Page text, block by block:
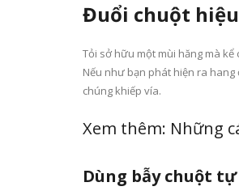
Đuổi chuột
Tỏi sở hữu một mùi hăng mà
Nếu như bạn phát hiện ra
chúng khiếp vía.
Xem thêm: Những
Dùng bẫy chuột tự